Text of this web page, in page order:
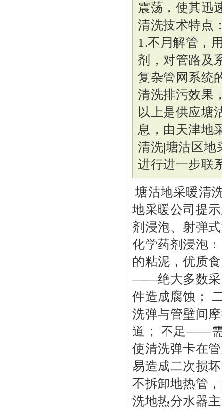
震荡，使其迅
清洗技术特点
1.不用解管，
剂，对管路及
复杂管网系统
清洗排污效果
以上是供应塘
息，由天津地
清洗|塘沽区地
进行进一步联
塘沽地采暖清
地采暖公司提
剂浸泡、射弹
化学药剂浸泡
的粘泥，优质
——绝大多数采
件造成腐蚀；
洗弹与管壁间
道； 不足——需
使清洗弹卡在
易造成二次损
不拆卸地热管
洗地热分水器